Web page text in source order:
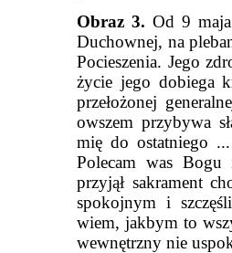
Obraz 3. Od 9
Duchownej, na
Pocieszenia. Jego
życie jego dobiega
przełożonej
owszem przybywa
mię do ostatniego
Polecam was
przyjął sakrament
spokojnym i
wiem, jakbym to
wewnętrzny nie